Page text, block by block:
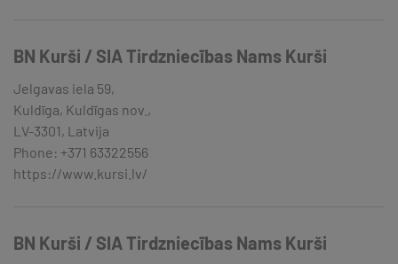
BN Kurši / SIA Tirdzniecības Nams Kurši
Jelgavas iela 59,
Kuldīga, Kuldīgas nov.,
LV-3301, Latvija
Phone: +371 63322556
https://www.kursi.lv/
BN Kurši / SIA Tirdzniecības Nams Kurši